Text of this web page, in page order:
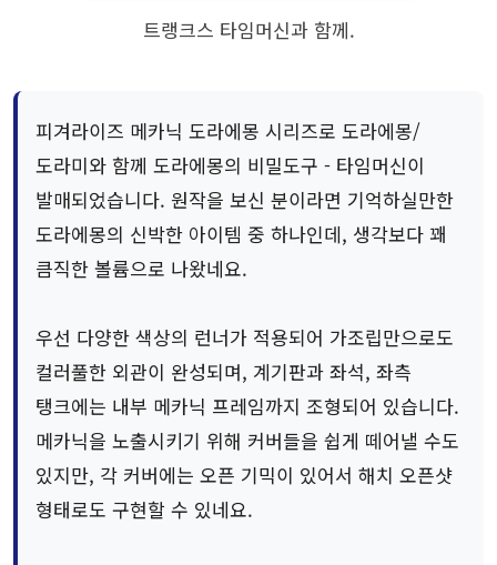
트랭크스 타임머신과 함께.
피겨라이즈 메카닉 도라에몽 시리즈로 도라에몽/
도라미와 함께 도라에몽의 비밀도구 - 타임머신이
발매되었습니다. 원작을 보신 분이라면 기억하실만한
도라에몽의 신박한 아이템 중 하나인데, 생각보다 꽤
큼직한 볼륨으로 나왔네요.
우선 다양한 색상의 런너가 적용되어 가조립만으로도
컬러풀한 외관이 완성되며, 계기판과 좌석, 좌측
탱크에는 내부 메카닉 프레임까지 조형되어 있습니다.
메카닉을 노출시키기 위해 커버들을 쉽게 떼어낼 수도
있지만, 각 커버에는 오픈 기믹이 있어서 해치 오픈샷
형태로도 구현할 수 있네요.